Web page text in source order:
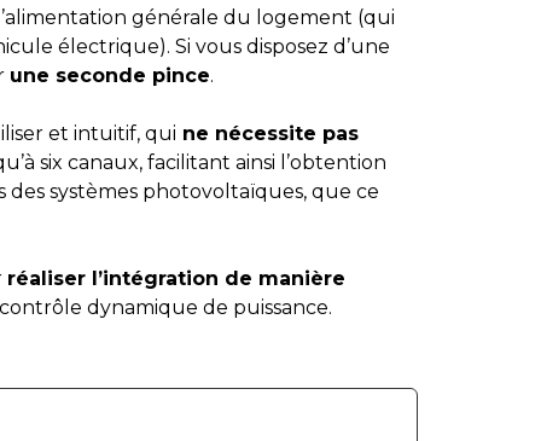
générale du logement (qui
électrique). Si vous disposez d’une
une seconde pince.
et intuitif, qui ne nécessite pas
six canaux, facilitant ainsi l’obtention
des systèmes photovoltaïques, que ce
réaliser l’intégration de manière
dynamique de puissance.